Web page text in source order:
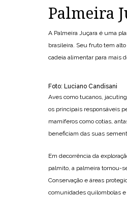
Palmeira
A Palmeira Juçara é uma
brasileira. Seu fruto tem
cadeia alimentar para mais
Foto: Luciano Candisani
Aves como tucanos,
os principais responsáveis
mamíferos como cotias,
beneficiam das suas
Em decorrência da
palmito, a palmeira tornou-
Conservação e áreas
comunidades quilombolas